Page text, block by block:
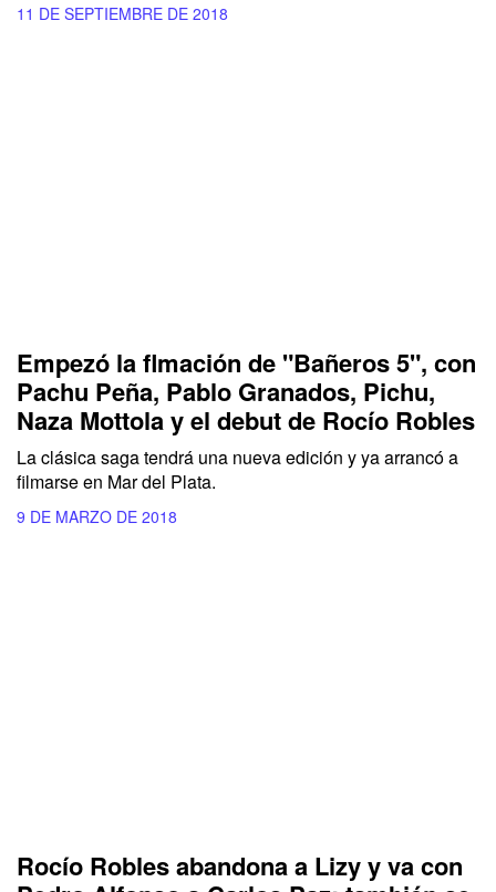
11 DE SEPTIEMBRE DE 2018
Empezó la flmación de "Bañeros 5", con
Pachu Peña, Pablo Granados, Pichu,
Naza Mottola y el debut de Rocío Robles
La clásica saga tendrá una nueva edición y ya arrancó a
filmarse en Mar del Plata.
9 DE MARZO DE 2018
Rocío Robles abandona a Lizy y va con